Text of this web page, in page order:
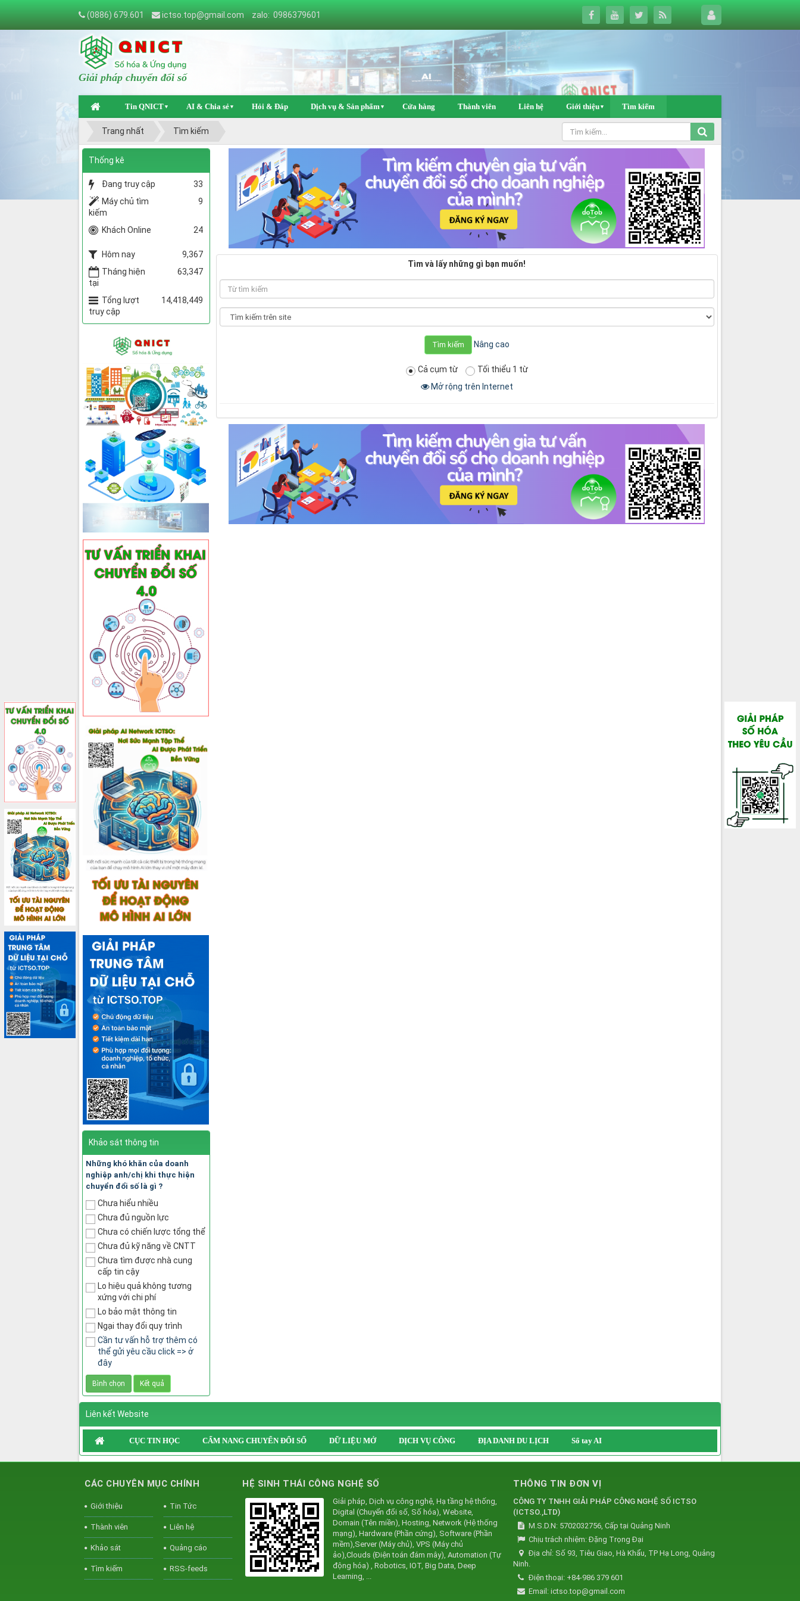
(0886) 679.601 ictso.top@gmail.com zalo: 0986379601
Giải pháp chuyển đổi số
Tin QNICT▼ AI & Chia sẻ▼ Hỏi & Đáp Dịch vụ & Sản phẩm ▼ Cửa hàng Thành viên Liên hệ Giới thiệu▼ Tìm kiếm
Trang nhất Tìm kiếm
Tìm và lấy những gì bạn muốn!
tìm
kiếm
kiếm
tại
Nâng cao
Cả cụm từ
Tối thiểu 1 từ
Mở rộng trên Internet
Thống kê
Đang truy cập
33
Máy chủ tìm
kiếm
9
Khách Online 24
Hôm nay
9,367
Tháng hiện
tại
63,347
Tổng lượt
truy cập
14,418,449
Khảo sát thông tin
Những khó khăn của doanh
nghiệp anh/chị khi thực hiện
chuyển đổi số là gì ?
Chưa hiểu nhiều
Chưa đủ nguồn lực
Chưa có chiến lược tổng thể
Chưa đủ kỹ năng về CNTT
Chưa tìm được nhà cung
cấp tin cậy
Lo hiệu quả không tương
xứng với chi phí
Lo bảo mật thông tin
Ngại thay đổi quy trình
Cần tư vấn hỗ trợ thêm có
thể gửi yêu cầu click => ở
đây
Liên kết Website
CỤC TIN HỌC CẨM NANG CHUYỂN ĐỔI SỐ DỮ LIỆU MỞ DỊCH VỤ CÔNG ĐỊA DANH DU LỊCH Sổ tay AI
CÁC CHUYÊN MỤC CHÍNH
Giới thiệu Tin Tức
Thành viên Liên hệ
Khảo sát Quảng cáo
Tìm kiếm RSS-feeds
HỆ SINH THÁI CÔNG NGHỆ SỐ
Giải pháp, Dịch vụ công nghệ, Hạ tầng hệ thống,
Digital (Chuyển đổi số, Số hóa), Website,
Domain (Tên miền), Hosting, Network (Hệ thống
mạng), Hardware (Phần cứng), Software (Phần
mềm),Server (Máy chủ), VPS (Máy chủ
ảo),Clouds (Điện toán đám mây), Automation (Tự
động hóa) , Robotics, IOT, Big Data, Deep
Learning, ...
THÔNG TIN ĐƠN VỊ
CÔNG TY TNHH GIẢI PHÁP CÔNG NGHỆ SỐ ICTSO
(ICTSO.,LTD)
M.S.D.N: 5702032756, Cấp tại Quảng Ninh
Chịu trách nhiệm:Đặng Trọng Đại
Địa chỉ: Số 93, Tiêu Giao, Hà Khẩu, TP Hạ Long, Quảng
Ninh.
Điện thoại: +84-986 379 601
Email: ictso.top@gmail.com